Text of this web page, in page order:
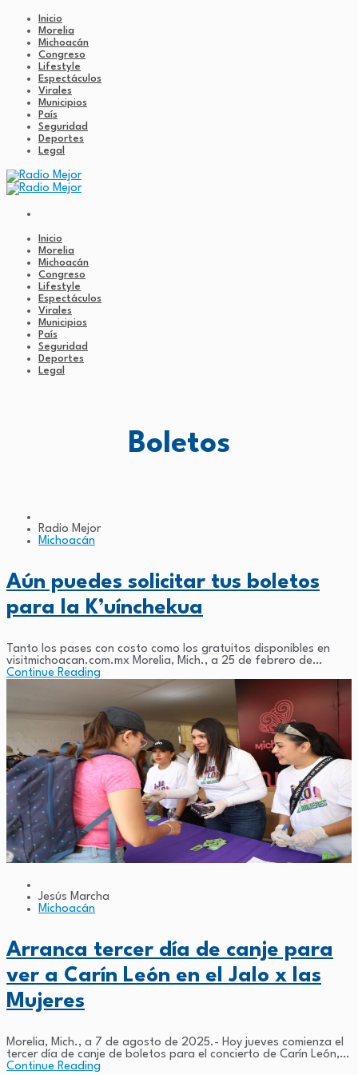
Inicio
Morelia
Michoacán
Congreso
Lifestyle
Espectáculos
Virales
Municipios
País
Seguridad
Deportes
Legal
Inicio
Morelia
Michoacán
Congreso
Lifestyle
Espectáculos
Virales
Municipios
País
Seguridad
Deportes
Legal
Boletos
Radio Mejor
Michoacán
Aún puedes solicitar tus boletos
para la K’uínchekua
Tanto los pases con costo como los gratuitos disponibles en
visitmichoacan.com.mx Morelia, Mich., a 25 de febrero de
2026.- Los boletos para la K’uínchekua 2026, tanto gratuitos
Continue Reading
Jesús Marcha
Michoacán
Arranca tercer día de canje para
ver a Carín León en el Jalo x las
Mujeres
Morelia, Mich., a 7 de agosto de 2025.- Hoy jueves comienza el
tercer día de canje de boletos para el concierto de Carín León,
que impulsa el Gobierno de...
Continue Reading